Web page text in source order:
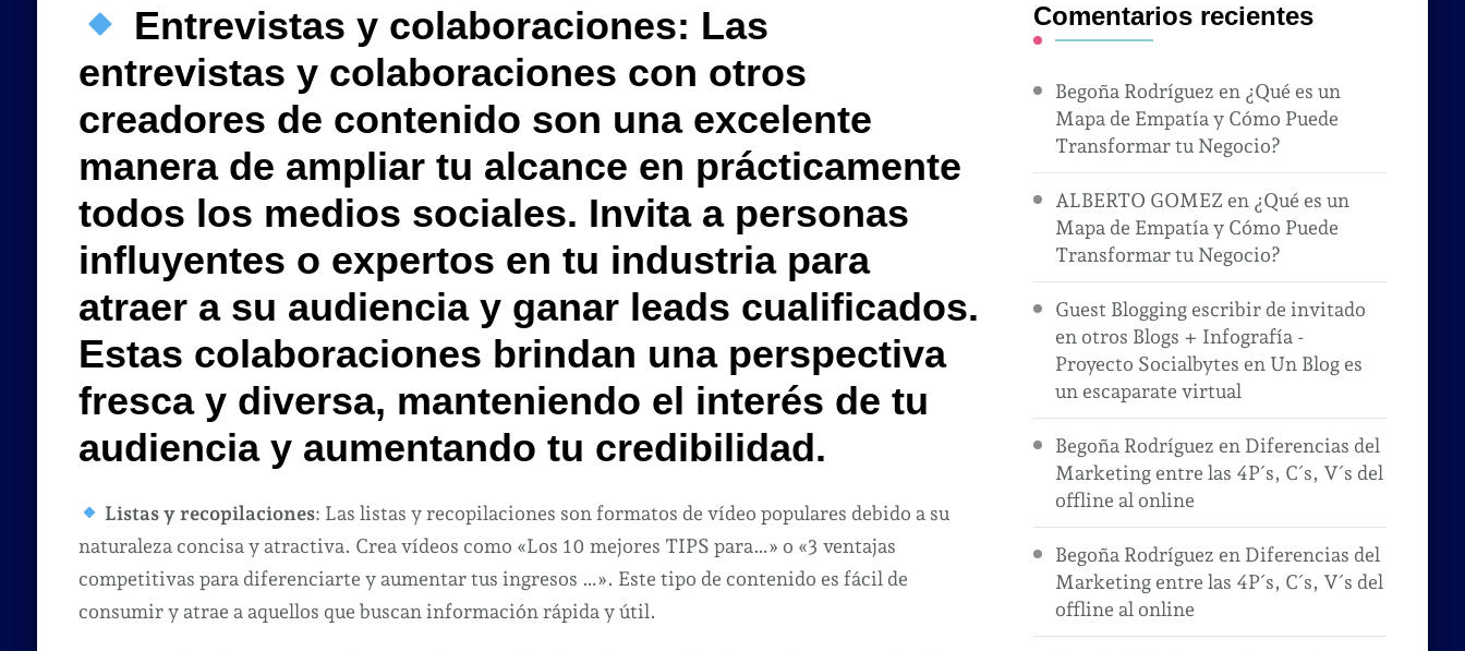
Entrevistas y colaboraciones: Las
entrevistas y colaboraciones con otros
creadores de contenido son una excelente
manera de ampliar tu alcance en prácticamente
todos los medios sociales. Invita a personas
influyentes o expertos en tu industria para
atraer a su audiencia y ganar leads cualificados.
Estas colaboraciones brindan una perspectiva
fresca y diversa, manteniendo el interés de tu
audiencia y aumentando tu credibilidad.
Listas y recopilaciones: Las listas y recopilaciones son formatos de vídeo populares debido a su
naturaleza concisa y atractiva. Crea vídeos como «Los 10 mejores TIPS para…» o «3 ventajas
competitivas para diferenciarte y aumentar tus ingresos …». Este tipo de contenido es fácil de
consumir y atrae a aquellos que buscan información rápida y útil.
Comentarios recientes
Begoña Rodríguez en ¿Qué es un
Mapa de Empatía y Cómo Puede
Transformar tu Negocio?
ALBERTO GOMEZ en ¿Qué es un
Mapa de Empatía y Cómo Puede
Transformar tu Negocio?
Guest Blogging escribir de invitado
en otros Blogs + Infografía -
Proyecto Socialbytes en Un Blog es
un escaparate virtual
Begoña Rodríguez en Diferencias del
Marketing entre las 4P´s, C´s, V´s del
offline al online
Begoña Rodríguez en Diferencias del
Marketing entre las 4P´s, C´s, V´s del
offline al online